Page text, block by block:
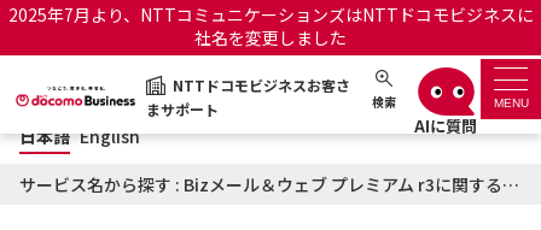
2025年7月より、NTTコミュニケーションズはNTTドコモビジネスに
社名を変更しました
NTTドコモビジネスお客さ
まサポート
検索 MENU
NTTドコモビジネスお客さまサポート 日本語 English
サポートトップ
日本語 English
サービス名から探す : Bizメール＆ウェブ プレミアム r3に関するお知らせ